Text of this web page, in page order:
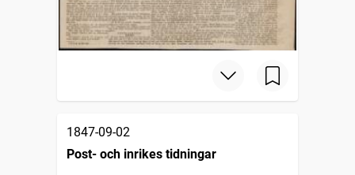
1847-09-02
Post- och inrikes tidningar